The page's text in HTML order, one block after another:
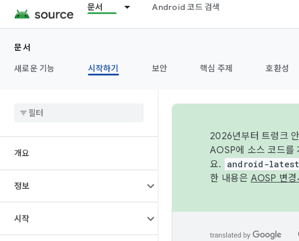
문서 Android 코드 검색
문서
새로운 기능
시작하기 보안 핵심 주제 호환성
개요
정보
시작
2026년부터 트렁크
AOSP에 소스 코드를
요.
android-
한 내용은 AOSP 변경